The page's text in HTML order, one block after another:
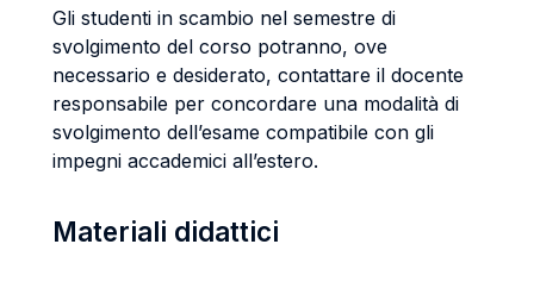
Gli studenti in scambio nel semestre di
svolgimento del corso potranno, ove
necessario e desiderato, contattare il docente
responsabile per concordare una modalità di
svolgimento dell’esame compatibile con gli
impegni accademici all’estero.
Materiali didattici